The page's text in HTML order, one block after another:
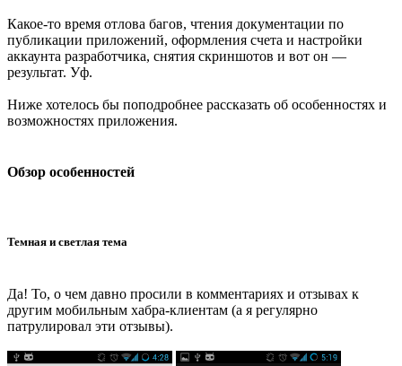
Какое-то время отлова багов, чтения документации по
публикации приложений, оформления счета и настройки
аккаунта разработчика, снятия скриншотов и вот он —
результат. Уф.
Ниже хотелось бы поподробнее рассказать об особенностях и
возможностях приложения.
Обзор особенностей
Темная и светлая тема
Да! То, о чем давно просили в комментариях и отзывах к
другим мобильным хабра-клиентам (а я регулярно
патрулировал эти отзывы).